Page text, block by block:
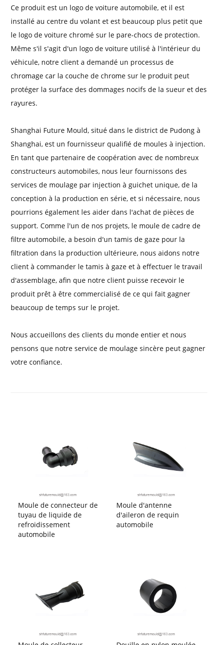
Ce produit est un logo de voiture automobile, et il est
installé au centre du volant et est beaucoup plus petit que
le logo de voiture chromé sur le pare-chocs de protection.
Même s'il s'agit d'un logo de voiture utilisé à l'intérieur du
véhicule, notre client a demandé un processus de
chromage car la couche de chrome sur le produit peut
protéger la surface des dommages nocifs de la sueur et des
rayures.
Shanghai Future Mould, situé dans le district de Pudong à
Shanghai, est un fournisseur qualifié de moules à injection.
En tant que partenaire de coopération avec de nombreux
constructeurs automobiles, nous leur fournissons des
services de moulage par injection à guichet unique, de la
conception à la production en série, et si nécessaire, nous
pourrions également les aider dans l'achat de pièces de
support. Comme l'un de nos projets, le moule de cadre de
filtre automobile, a besoin d'un tamis de gaze pour la
filtration dans la production ultérieure, nous aidons notre
client à commander le tamis à gaze et à effectuer le travail
d'assemblage, afin que notre client puisse recevoir le
produit prêt à être commercialisé de ce qui fait gagner
beaucoup de temps sur le projet.
Nous accueillons des clients du monde entier et nous
pensons que notre service de moulage sincère peut gagner
votre confiance.
Moule de connecteur de
tuyau de liquide de
refroidissement
automobile
Moule d'antenne
d'aileron de requin
automobile